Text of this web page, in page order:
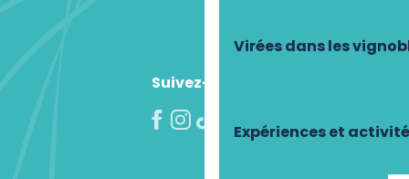
Virées dans les
Expériences et
Brasserie de l'Univers
Suivez-nous !